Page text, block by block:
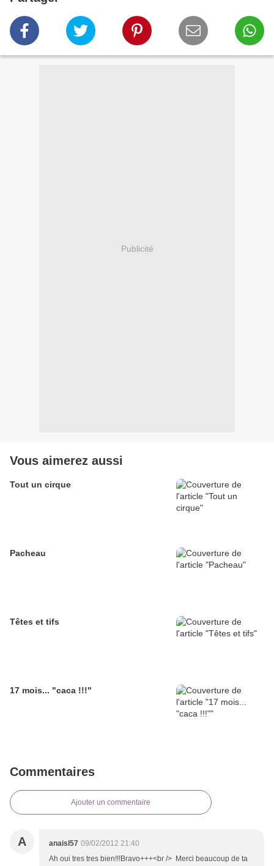
Publicité
Vous aimerez aussi
Tout un cirque
Pacheau
Têtes et tifs
17 mois... "caca !!!"
Commentaires
Ajouter un commentaire
A anaisl57 09/02/2012 21:40
Ah oui tres tres bien!!!Bravo+++<br /> Merci beaucoup de ta